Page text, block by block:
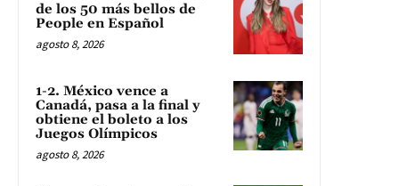
de los 50 más bellos de
People en Español
agosto 8, 2026
1-2. México vence a
Canadá, pasa a la final y
obtiene el boleto a los
Juegos Olímpicos
agosto 8, 2026